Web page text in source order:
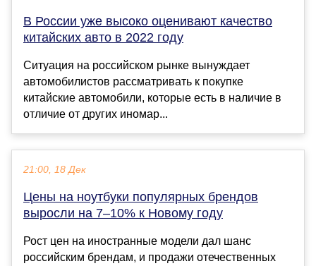
В России уже высоко оценивают качество
китайских авто в 2022 году
Ситуация на российском рынке вынуждает
автомобилистов рассматривать к покупке
китайские автомобили, которые есть в наличие в
отличие от других иномар...
21:00, 18 Дек
Цены на ноутбуки популярных брендов
выросли на 7–10% к Новому году
Рост цен на иностранные модели дал шанс
российским брендам, и продажи отечественных